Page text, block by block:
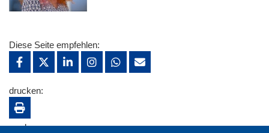
Diese Seite empfehlen:
drucken:
merken: